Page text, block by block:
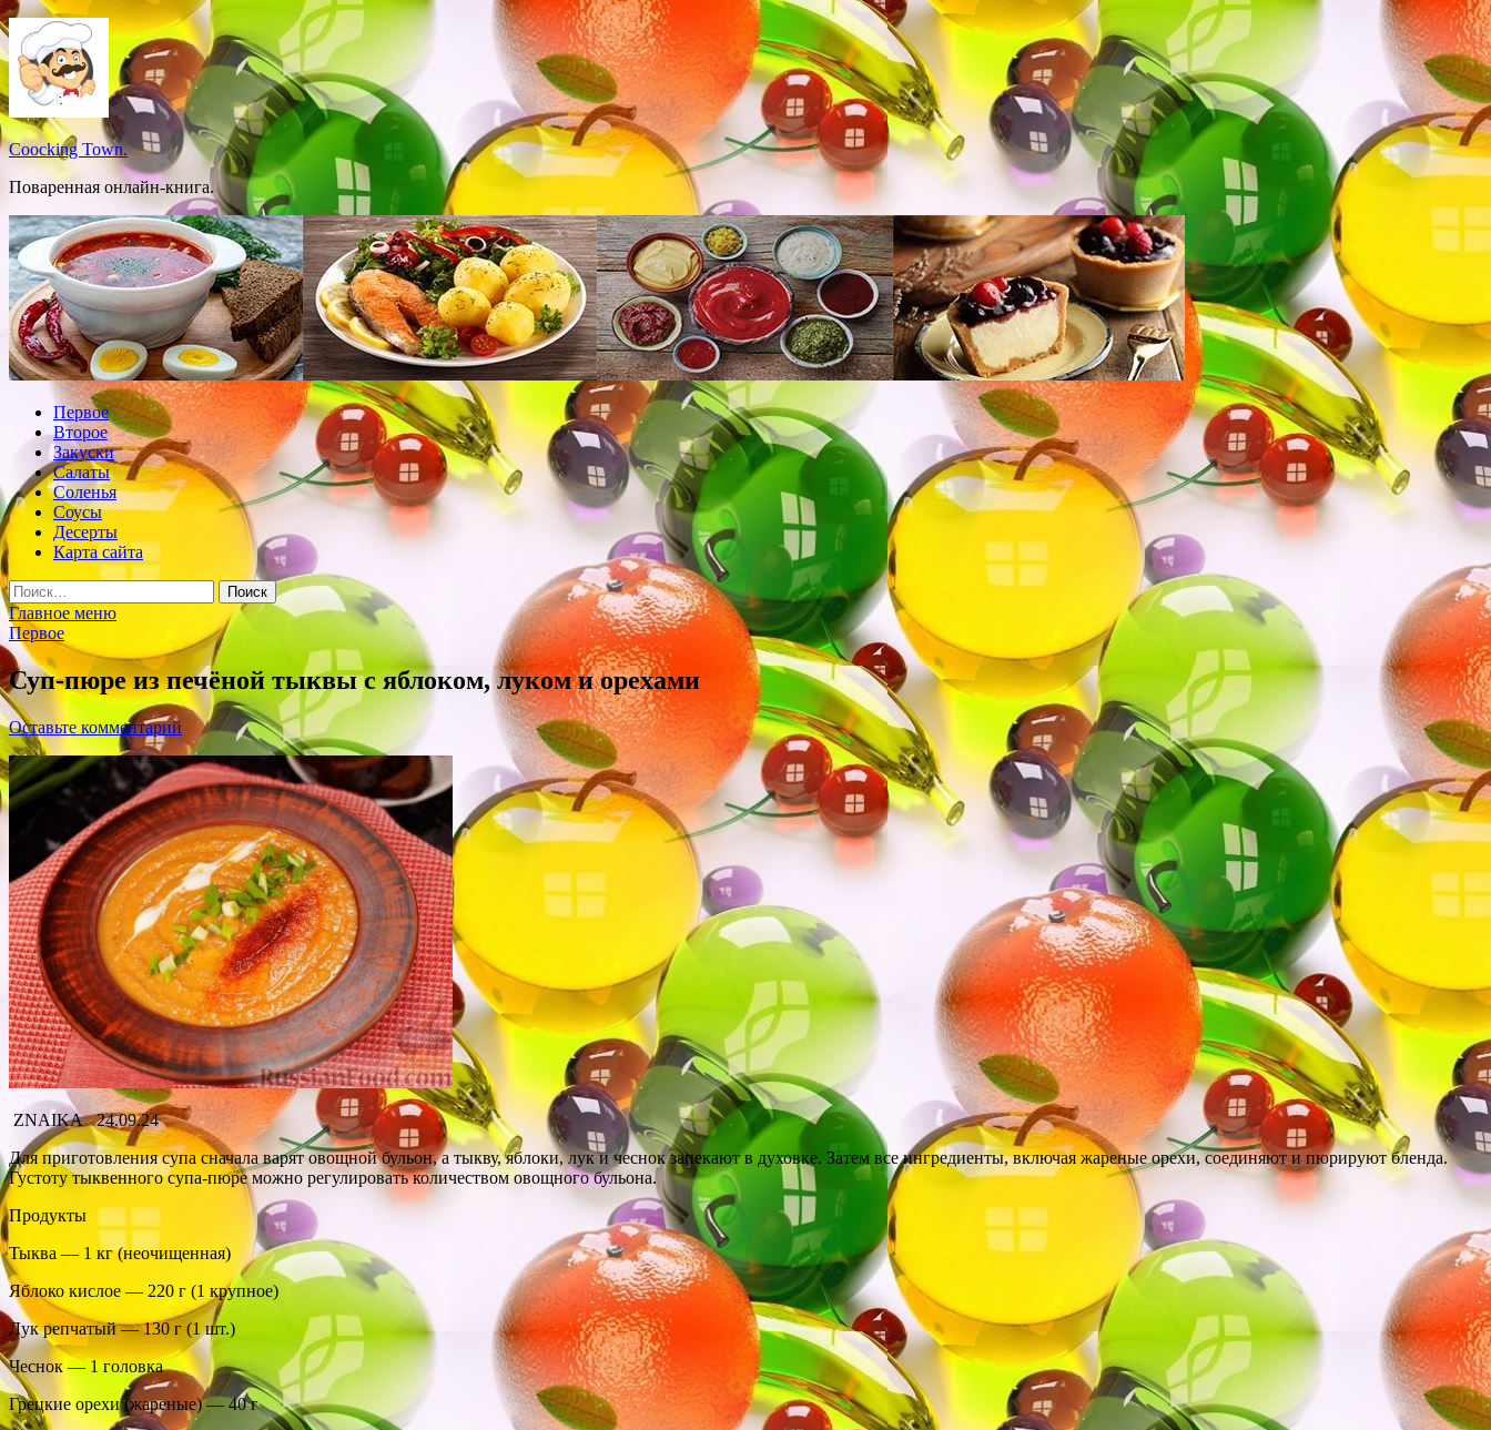
Перейти
к
содержимому
Coocking Town.
Поваренная онлайн-книга.
Первое
Второе
Закуски
Салаты
Соленья
Соусы
Десерты
Карта сайта
Найти:
Главное меню
Первое
Суп-пюре из печёной тыквы с яблоком, луком и орехами
Оставьте комментарий
ZNAIKA 24.09.24
Для приготовления супа сначала варят овощной бульон, а тыкву, яблоки, лук и чеснок запекают в духовке. Затем все ингредиенты, включая жареные орехи, соединяют и пюрируют бленда.
Густоту тыквенного супа-пюре можно регулировать количеством овощного бульона.
Продукты
Тыква — 1 кг (неочищенная)
Яблоко кислое — 220 г (1 крупное)
Лук репчатый — 130 г (1 шт.)
Чеснок — 1 головка
Грецкие орехи (жареные) — 40 г